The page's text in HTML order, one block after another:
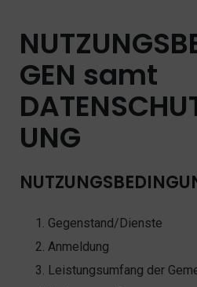
GEN samt
UNG
Gegenstand/Dienste
Anmeldung
Leistungsumfang der